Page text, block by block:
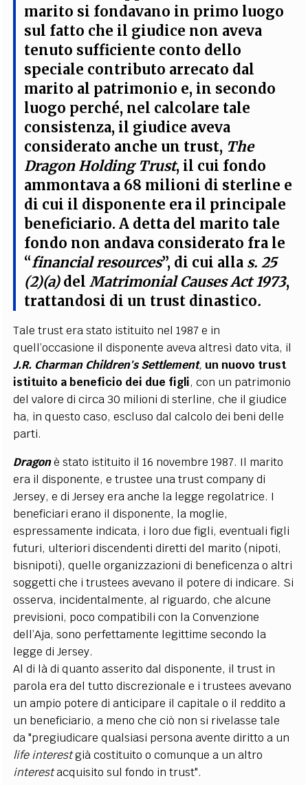
marito si fondavano in primo luogo
sul fatto che il giudice non aveva
tenuto sufficiente conto dello
speciale contributo arrecato dal
marito al patrimonio e, in secondo
luogo perché, nel calcolare tale
consistenza, il giudice aveva
considerato anche un trust, The
Dragon Holding Trust, il cui fondo
ammontava a 68 milioni di sterline e
di cui il disponente era il principale
beneficiario. A detta del marito tale
fondo non andava considerato fra le
“financial resources”, di cui alla s. 25
(2)(a)delMatrimonial Causes Act 1973,
trattandosi di un trust dinastico.
Tale trust era stato istituito nel 1987 e in
quell’occasione il disponente aveva altresì dato vita, il
J.R. Charman Children's Settlement, un nuovo trust
istituito a beneficio dei due figli, con un patrimonio
del valore di circa 30 milioni di sterline, che il giudice
ha, in questo caso, escluso dal calcolo dei beni delle
parti.
Dragonè stato istituito il 16 novembre 1987. Il marito
era il disponente, e trustee una trust company di
Jersey, e di Jersey era anche la legge regolatrice. I
beneficiari erano il disponente, la moglie,
espressamente indicata, i loro due figli, eventuali figli
futuri, ulteriori discendenti diretti del marito (nipoti,
bisnipoti), quelle organizzazioni di beneficenza o altri
soggetti che i trustees avevano il potere di indicare. Si
osserva, incidentalmente, al riguardo, che alcune
previsioni, poco compatibili con la Convenzione
dell’Aja, sono perfettamente legittime secondo la
legge di Jersey.
Al di là di quanto asserito dal disponente, il trust in
parola era del tutto discrezionale e i trustees avevano
un ampio potere di anticipare il capitale o il reddito a
un beneficiario, a meno che ciò non si rivelasse tale
da "pregiudicare qualsiasi persona avente diritto a un
life interestgià costituito o comunque a un altro
interestacquisito sul fondo in trust".